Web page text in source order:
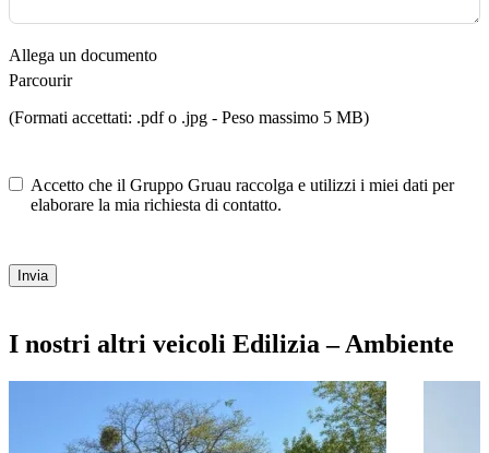
Allega un documento
Parcourir
(Formati accettati: .pdf o .jpg - Peso massimo 5 MB)
Accetto che il Gruppo Gruau raccolga e utilizzi i miei dati per
elaborare la mia richiesta di contatto.
Invia
I nostri altri veicoli Edilizia – Ambiente